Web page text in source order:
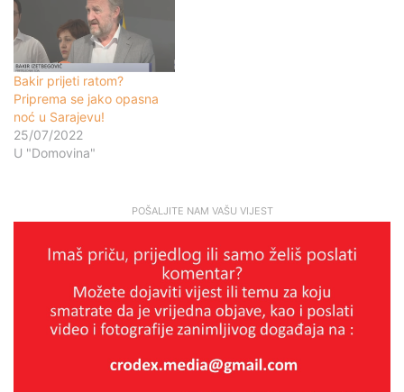
Bakir prijeti ratom?
Priprema se jako opasna
noć u Sarajevu!
25/07/2022
U "Domovina"
POŠALJITE NAM VAŠU VIJEST